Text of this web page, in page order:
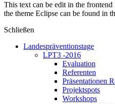
This text can be edit in the
the theme Eclipse can be found in
Schließen
Landespräventionstage
LPT3 -2016
Evaluation
Referenten
Präsentationen
Projektspots
Workshops